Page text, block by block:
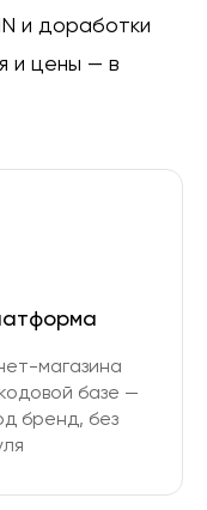
и доработки
и цены — в
магазина
базе —
бренд, без